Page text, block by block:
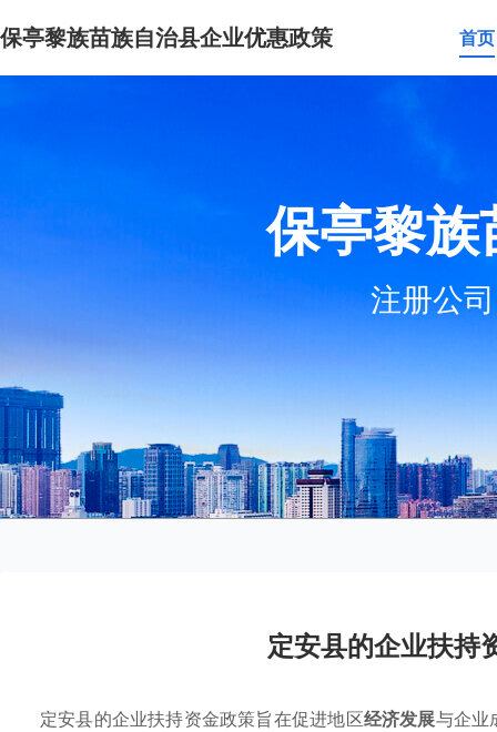
保亭黎族苗族自治县企业优惠政策 首页
保亭黎
注册公
定安县的企业扶持
定安县的企业扶持资金政策旨在促进地区经济发展与企业